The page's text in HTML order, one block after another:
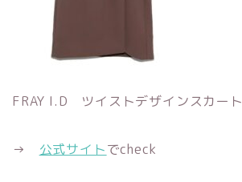
FRAY I.D ツイストデザインスカート
→ 公式サイトでcheck